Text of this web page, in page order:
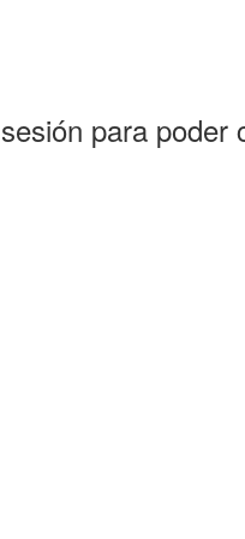
para poder